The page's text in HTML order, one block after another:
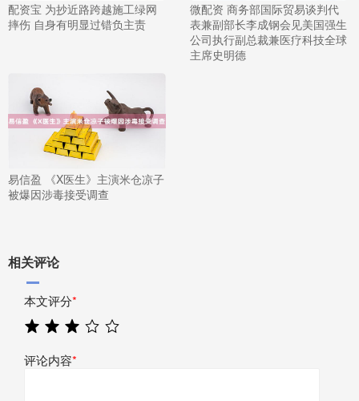
配资宝 为抄近路跨越施工绿网
摔伤 自身有明显过错负主责
微配资 商务部国际贸易谈判代
表兼副部长李成钢会见美国强生
公司执行副总裁兼医疗科技全球
主席史明德
易信盈 《X医生》主演米仓凉子
被爆因涉毒接受调查
相关评论
本文评分*
评论内容*